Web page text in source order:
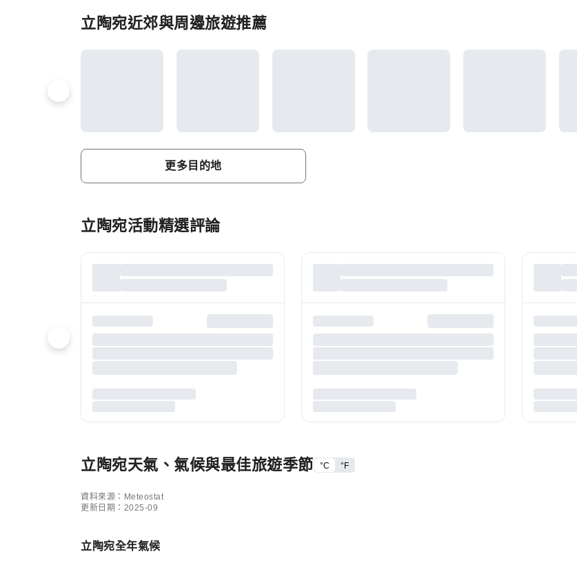
立陶宛近郊與周邊旅遊推薦
更多目的地
立陶宛活動精選評論
立陶宛天氣、氣候與最佳旅遊季節 °C °F
資料來源：Meteostat
更新日期：2025-09
立陶宛全年氣候